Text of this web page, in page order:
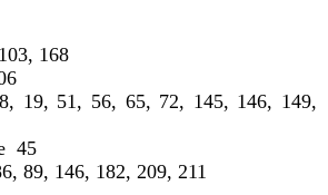
168
19, 51, 56, 65, 72, 145, 146, 149,
45
89, 146, 182, 209, 211